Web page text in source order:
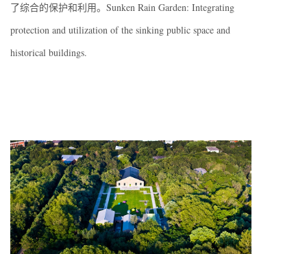
了综合的保护和利用。Sunken Rain Garden: Integrating
protection and utilization of the sinking public space and
historical buildings.